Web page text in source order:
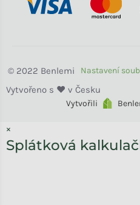
Vytvořili
Benlemi
×
Splátková